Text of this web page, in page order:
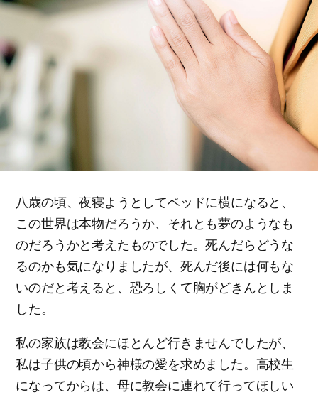
八歳の頃、夜寝ようとしてベッドに横になると、
この世界は本物だろうか、それとも夢のようなも
のだろうかと考えたものでした。死んだらどうな
るのかも気になりましたが、死んだ後には何もな
いのだと考えると、恐ろしくて胸がどきんとしま
した。
私の家族は教会にほとんど行きませんでしたが、
私は子供の頃から神様の愛を求めました。高校生
になってからは、母に教会に連れて行ってほしい